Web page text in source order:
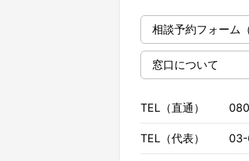
相談予約フォーム
窓口について
TEL（直通）
TEL（代表）